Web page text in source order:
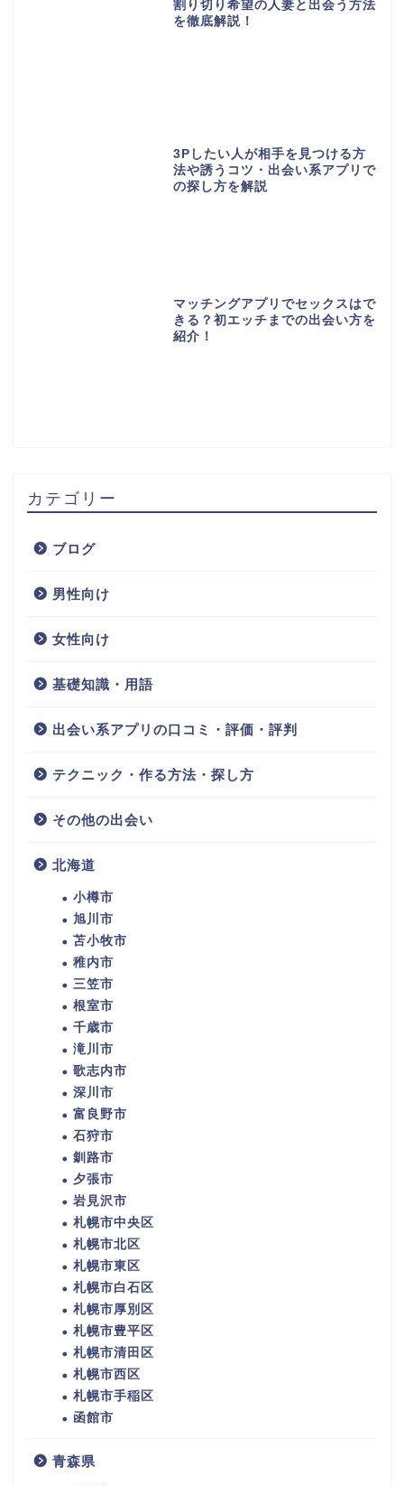
割り切り希望の人妻と出会う方法
を徹底解説！
3Pしたい人が相手を見つける方
法や誘うコツ・出会い系アプリで
の探し方を解説
マッチングアプリでセックスはで
きる？初エッチまでの出会い方を
紹介！
カテゴリー
ブログ
男性向け
女性向け
基礎知識・用語
出会い系アプリの口コミ・評価・評判
テクニック・作る方法・探し方
その他の出会い
北海道
小樽市
旭川市
苫小牧市
稚内市
三笠市
根室市
千歳市
滝川市
歌志内市
深川市
富良野市
石狩市
釧路市
夕張市
岩見沢市
札幌市中央区
札幌市北区
札幌市東区
札幌市白石区
札幌市厚別区
札幌市豊平区
札幌市清田区
札幌市西区
札幌市手稲区
函館市
青森県